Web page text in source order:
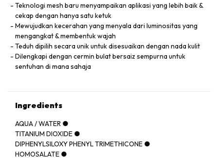
Teknologi mesh baru menyampaikan aplikasi yang lebih baik &
cekap dengan hanya satu ketuk
Mewujudkan kecerahan yang menyala dari luminositas yang
mengangkat & membentuk wajah
Teduh dipilih secara unik untuk disesuaikan dengan nada kulit
Dilengkapi dengan cermin bulat bersaiz sempurna untuk
sentuhan di mana sahaja
Ingredients
AQUA / WATER ●
TITANIUM DIOXIDE ●
DIPHENYLSILOXY PHENYL TRIMETHICONE ●
HOMOSALATE ●